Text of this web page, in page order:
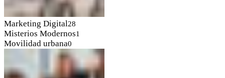
Marketing Digital28
Misterios Modernos1
Movilidad urbana0